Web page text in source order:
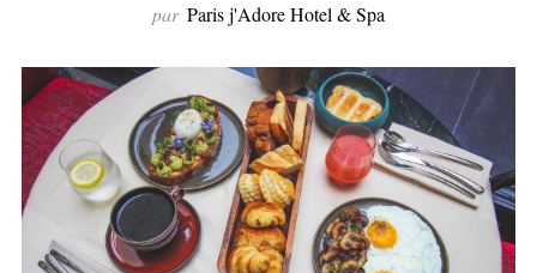
par Paris j'Adore Hotel & Spa